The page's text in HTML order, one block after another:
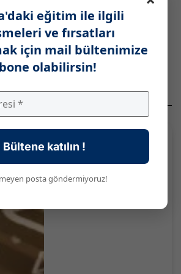
15 gün içerisinde adaylara e-
bildirilir.
eğitim ile ilgili
ve fırsatları
için mail bültenimize
olabilirsin!
Bültene katılın !
posta göndermiyoruz!